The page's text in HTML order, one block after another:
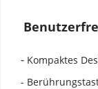
- Kompaktes
-